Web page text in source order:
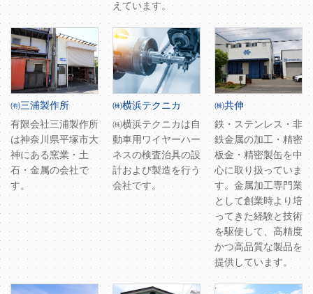
えています。
㈲三浦製作所
有限会社三浦製作所
は神奈川県平塚市大
神にある窯業・土
石・金属の会社で
す。
㈱横浜テクニカ
㈱横浜テクニカは自
動車用ワイヤーハー
ネスの検査治具の設
計および製造を行う
会社です。
㈱共伸
鉄・ステンレス・非
鉄金属の加工・精密
板金・精密製缶を中
心に取り扱っていま
す。金属加工専門業
として創業時より培
ってきた経験と技術
を駆使して、高精度
かつ高品質な製品を
提供しています。